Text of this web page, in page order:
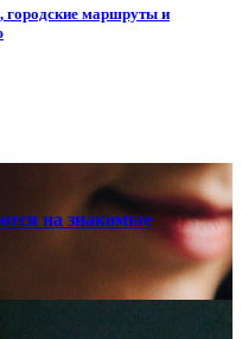
маршруты и
на знакомые